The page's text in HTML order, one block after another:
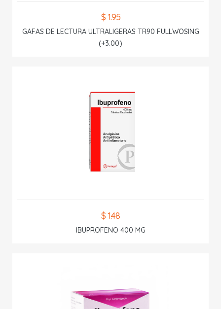
$ 1.95
GAFAS DE LECTURA ULTRALIGERAS TR90 FULLWOSING
(+3.00)
$ 1.48
IBUPROFENO 400 MG